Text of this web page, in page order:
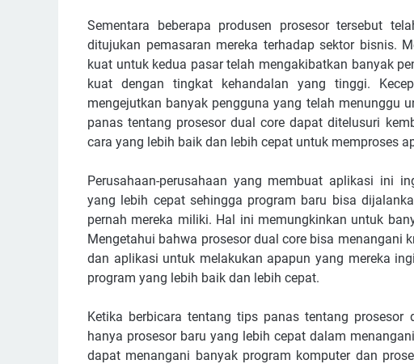
Sementara beberapa produsen prosesor tersebut
ditujukan pemasaran mereka terhadap sektor bisnis.
kuat untuk kedua pasar telah mengakibatkan banyak
kuat dengan tingkat kehandalan yang tinggi.
mengejutkan banyak pengguna yang telah menunggu
panas tentang prosesor dual core dapat ditelusuri
cara yang lebih baik dan lebih cepat untuk memproses
Perusahaan-perusahaan yang membuat aplikasi ini
yang lebih cepat sehingga program baru bisa
pernah mereka miliki. Hal ini memungkinkan untuk
Mengetahui bahwa prosesor dual core bisa menangani
dan aplikasi untuk melakukan apapun yang mereka
program yang lebih baik dan lebih cepat.
Ketika berbicara tentang tips panas tentang
hanya prosesor baru yang lebih cepat dalam
dapat menangani banyak program komputer dan